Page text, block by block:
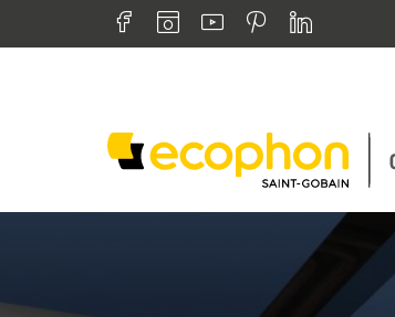
Aller directement à la navigation
Aller directement au contenu
Retrouvez nous sur :
FacebookInstagram
YoutubePinterestLinkedin